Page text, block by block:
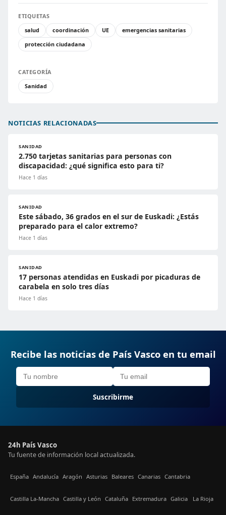
ETIQUETAS
salud
coordinación UE
emergencias sanitarias
protección ciudadana
CATEGORÍA
Sanidad
NOTICIAS RELACIONADAS
SANIDAD
2.750 tarjetas sanitarias para personas con
discapacidad: ¿qué significa esto para ti?
Hace 1 días
SANIDAD
Este sábado, 36 grados en el sur de Euskadi: ¿Estás
preparado para el calor extremo?
Hace 1 días
SANIDAD
17 personas atendidas en Euskadi por picaduras de
carabela en solo tres días
Hace 1 días
Recibe las noticias de País Vasco en tu email
Suscribirme
24h País Vasco
Tu fuente de información local actualizada.
España Andalucía Aragón Asturias Baleares Canarias Cantabria
Castilla La-Mancha Castilla y León Cataluña Extremadura Galicia La Rioja